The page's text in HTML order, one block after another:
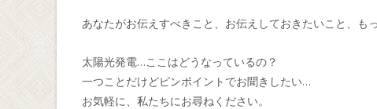
あなたがお伝えすべきこと、お伝えしておきたいこと、も
太陽光発電…ここはどうなっているの？
一つことだけどピンポイントでお聞きしたい…
お気軽に、私たちにお尋ねください。